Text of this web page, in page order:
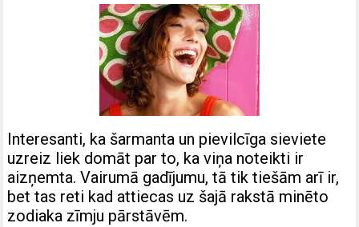
Interesanti, ka šarmanta un pievilcīga sieviete
uzreiz liek domāt par to, ka viņa noteikti ir
aizņemta. Vairumā gadījumu, tā tik tiešām arī ir,
bet tas reti kad attiecas uz šajā rakstā minēto
zodiaka zīmju pārstāvēm.